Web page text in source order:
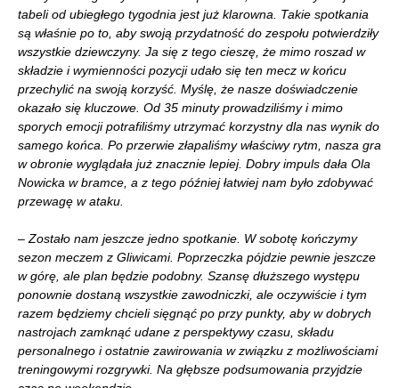
tabeli od ubiegłego tygodnia jest już klarowna. Takie spotkania
są właśnie po to, aby swoją przydatność do zespołu potwierdziły
wszystkie dziewczyny. Ja się z tego cieszę, że mimo roszad w
składzie i wymienności pozycji udało się ten mecz w końcu
przechylić na swoją korzyść. Myślę, że nasze doświadczenie
okazało się kluczowe. Od 35 minuty prowadziliśmy i mimo
sporych emocji potrafiliśmy utrzymać korzystny dla nas wynik do
samego końca. Po przerwie złapaliśmy właściwy rytm, nasza gra
w obronie wyglądała już znacznie lepiej. Dobry impuls dała Ola
Nowicka w bramce, a z tego później łatwiej nam było zdobywać
przewagę w ataku.
– Zostało nam jeszcze jedno spotkanie. W sobotę kończymy
sezon meczem z Gliwicami. Poprzeczka pójdzie pewnie jeszcze
w górę, ale plan będzie podobny. Szansę dłuższego występu
ponownie dostaną wszystkie zawodniczki, ale oczywiście i tym
razem będziemy chcieli sięgnąć po przy punkty, aby w dobrych
nastrojach zamknąć udane z perspektywy czasu, składu
personalnego i ostatnie zawirowania w związku z możliwościami
treningowymi rozgrywki. Na głębsze podsumowania przyjdzie